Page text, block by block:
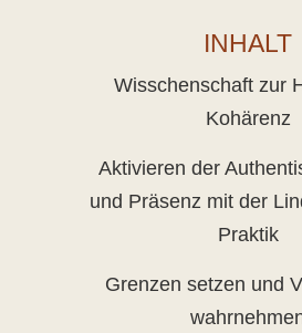
INHALT
Wisschenschaft zur
Kohärenz
Aktivieren der
und Präsenz mit der
Praktik
Grenzen setzen und